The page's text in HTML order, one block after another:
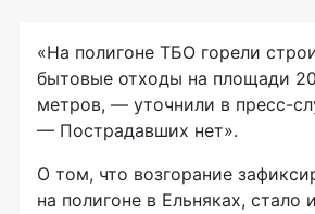
«На полигоне ТБО горели
бытовые отходы на площади
метров, — уточнили в пресс-
— Пострадавших нет».
О том, что возгорание
на полигоне в Ельняках, стало